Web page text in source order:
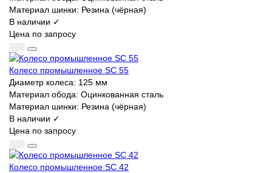
Материал шинки: Резина (чёрная)
В наличии ✓
Цена по запросу
Колесо промышленное SC 55
Диаметр колеса: 125 мм
Материал обода: Оцинкованная сталь
Материал шинки: Резина (чёрная)
В наличии ✓
Цена по запросу
Колесо промышленное SC 42